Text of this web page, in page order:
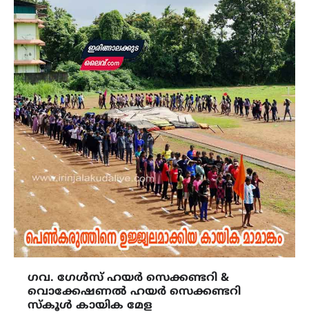
ഗവ. ഗേൾസ് ഹയർ സെക്കണ്ടറി &
വൊക്കേഷണൽ ഹയർ സെക്കണ്ടറി
സ്കൂൾ കായിക മേള